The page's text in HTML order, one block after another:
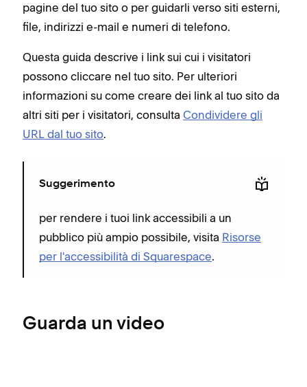
pagine del tuo sito o per guidarli verso siti esterni,
file, indirizzi e-mail e numeri di telefono.
Questa guida descrive i link sui cui i visitatori
possono cliccare nel tuo sito. Per ulteriori
informazioni su come creare dei link al tuo sito da
altri siti per i visitatori, consulta Condividere gli
URL dal tuo sito.
Suggerimento
per rendere i tuoi link accessibili a un
pubblico più ampio possibile, visita Risorse
per l'accessibilità di Squarespace.
Guarda un video